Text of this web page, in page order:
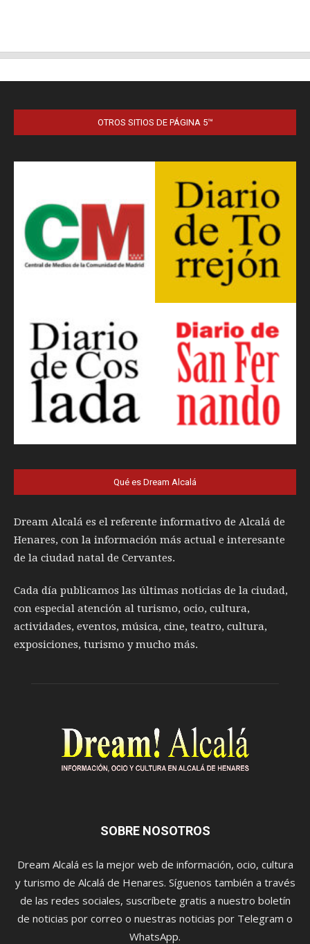
OTROS SITIOS DE PÁGINA 5™
Qué es Dream Alcalá
Dream Alcalá es el referente informativo de Alcalá de
Henares, con la información más actual e interesante
de la ciudad natal de Cervantes.
Cada día publicamos las últimas noticias de la ciudad,
con especial atención al turismo, ocio, cultura,
actividades, eventos, música, cine, teatro, cultura,
exposiciones, turismo y mucho más.
SOBRE NOSOTROS
Dream Alcalá es la mejor web de información, ocio, cultura
y turismo de Alcalá de Henares. Síguenos también a través
de las redes sociales, suscríbete gratis a nuestro boletín
de noticias por correo o nuestras noticias por Telegram o
WhatsApp.